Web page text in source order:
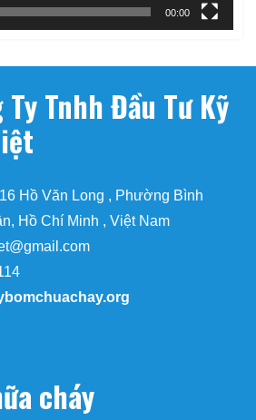
00:00
Tnhh Đầu Tư Kỹ
Hồ Văn Long , Phường Bình
Hồ Chí Minh , Việt Nam
cháy